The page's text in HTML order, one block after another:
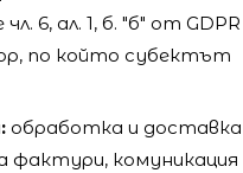
6, ал. 1, б. "б" от GDPR
по който субектът
обработка и доставка
фактури, комуникация